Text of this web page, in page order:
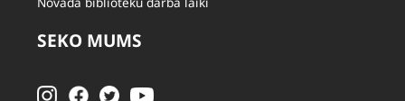
SEKO MUMS